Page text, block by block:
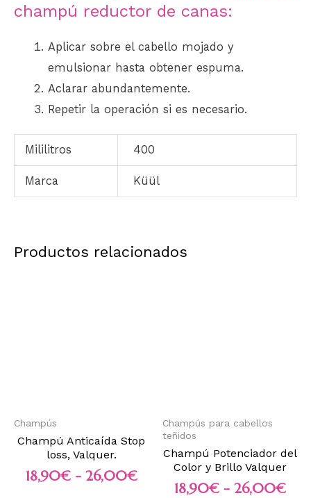
champú reductor de canas:
Aplicar sobre el cabello mojado y
emulsionar hasta obtener espuma.
Aclarar abundantemente.
Repetir la operación si es necesario.
Mililitros 400
Marca Küül
Productos relacionados
Champús
Champú Anticaída Stop
loss, Valquer.
18,90€ - 26,00€
Champús para cabellos
teñidos
Champú Potenciador del
Color y Brillo Valquer
18,90€ - 26,00€